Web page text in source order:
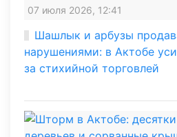
07 июля 2026, 12:41
Шашлык и арбузы
нарушениями: в Актобе
за стихийной торговлей